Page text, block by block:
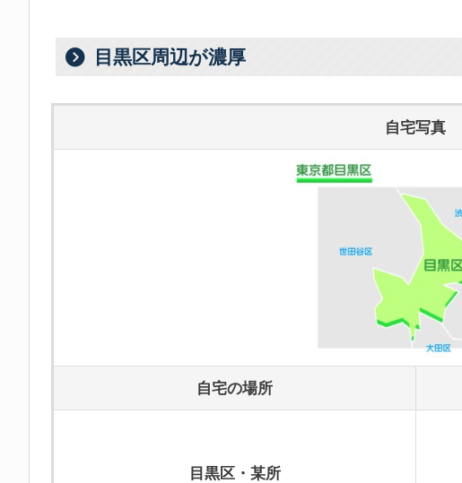
目黒区周辺が濃厚
自宅写真
自宅の場所
目黒区・某所